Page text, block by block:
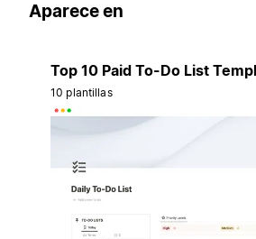
Aparece en
Top 10 Paid To-Do List
10 plantillas